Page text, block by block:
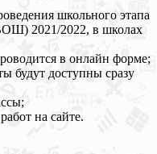
школьного этапа
2021/2022, в школах
в онлайн форме;
будут доступны сразу
работ на сайте.